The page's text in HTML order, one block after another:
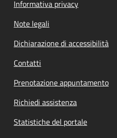
Informativa privacy
Note legali
Dichiarazione di accessibilità
Contatti
Prenotazione appuntamento
Richiedi assistenza
Statistiche del portale